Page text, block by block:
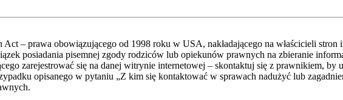
– prawa obowiązującego od 1998 roku w USA, nakładającego na właścicieli
posiadania pisemnej zgody rodziców lub opiekunów prawnych na zbieranie
zarejestrować się na danej witrynie internetowej – skontaktuj się z prawnikiem,
opisanego w pytaniu „Z kim się kontaktować w sprawach nadużyć lub